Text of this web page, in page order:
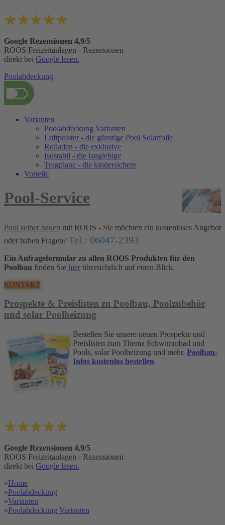
Google Rezensionen 4,9/5
ROOS Freizeitanlagen - Rezensionen
direkt bei Google lesen.
Poolabdeckung
Varianten
Poolabdeckung Varianten
Luftpolster - die günstige Pool Solarfolie
Rolladen - die exklusive
Isostabil - die langlebige
Tragplane - die kindersichere
Vorteile
Pool-Service
Pool selber bauen mit ROOS - Sie möchten ein kostenloses Angebot
oder haben Fragen? Tel.: 06047-2393
Ein Anfrageformular zu allen ROOS Produkten für den
Poolbau finden Sie hier übersichtlich auf einen Blick.
KONTAKT
Prospekte & Preislisten zu Poolbau, Poolzubehör
und solar Poolheizung
Bestellen Sie unsere neuen Prospekte und
Preislisten zum Thema Schwimmbad und
Pools, solar Poolheizung und mehr. Poolbau-
Infos kostenlos bestellen
Google Rezensionen 4,9/5
ROOS Freizeitanlagen - Rezensionen
direkt bei Google lesen.
»Home
»Poolabdeckung
»Varianten
»Poolabdeckung Varianten